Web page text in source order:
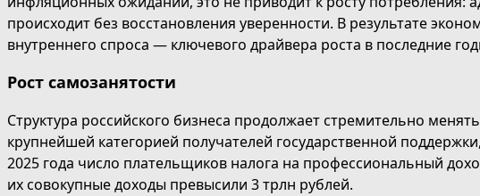
происходит без восстановления уверенности. В результате
внутреннего спроса — ключевого драйвера роста в последние
Рост самозанятости
Структура российского бизнеса продолжает стремительно
крупнейшей категорией получателей государственной
2025 года число плательщиков налога на профессиональный
их совокупные доходы превысили 3 трлн рублей.